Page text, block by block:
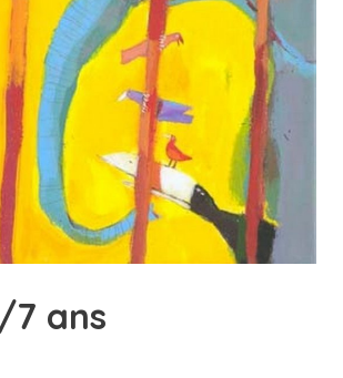
7 ans